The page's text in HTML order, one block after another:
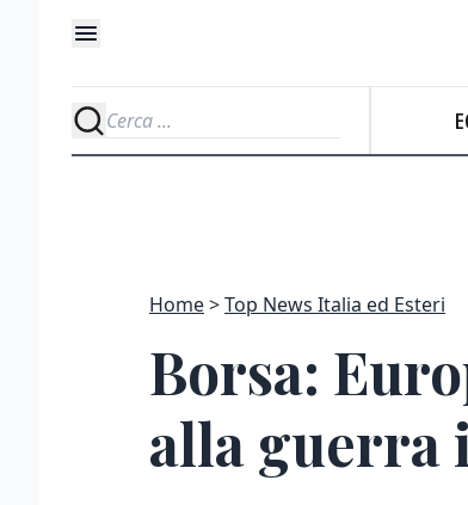
Home Top News Italia ed Esteri
Borsa:
alla guerra